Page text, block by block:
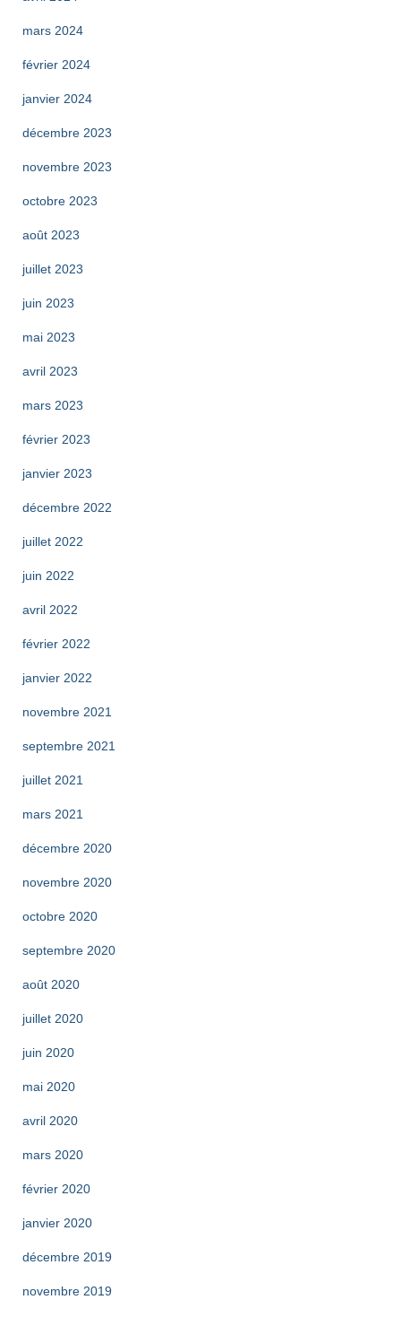
mars 2024
février 2024
janvier 2024
décembre 2023
novembre 2023
octobre 2023
août 2023
juillet 2023
juin 2023
mai 2023
avril 2023
mars 2023
février 2023
janvier 2023
décembre 2022
juillet 2022
juin 2022
avril 2022
février 2022
janvier 2022
novembre 2021
septembre 2021
juillet 2021
mars 2021
décembre 2020
novembre 2020
octobre 2020
septembre 2020
août 2020
juillet 2020
juin 2020
mai 2020
avril 2020
mars 2020
février 2020
janvier 2020
décembre 2019
novembre 2019